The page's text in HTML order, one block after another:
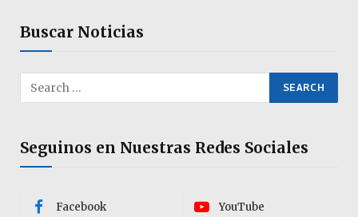
Buscar Noticias
Seguinos en Nuestras Redes Sociales
Facebook YouTube